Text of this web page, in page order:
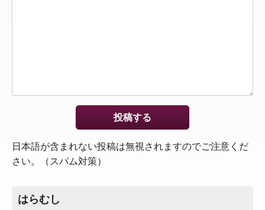
日本語が含まれない投稿は無視されますのでご注意くだ
さい。（スパム対策）
はらむし